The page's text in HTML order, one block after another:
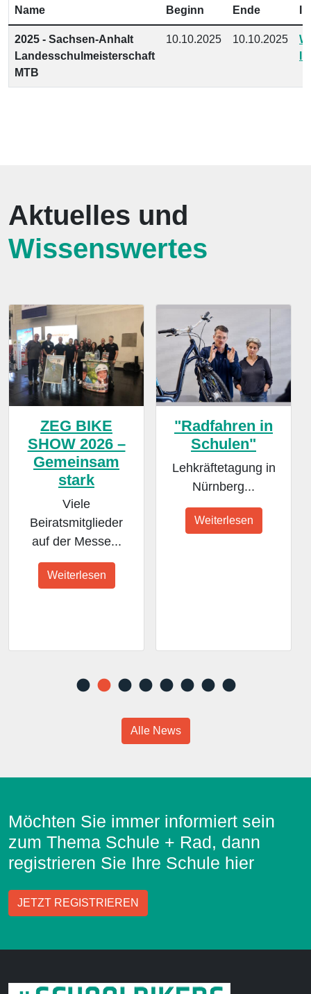
Name
Beginn Ende
2025 - Sachsen-Anhalt
Landesschulmeisterschaft
MTB
10.10.2025 10.10.2025
Aktuelles und
Wissenswertes
ZEG BIKE
SHOW 2026 –
Gemeinsam
stark
Viele
Beiratsmitglieder
auf der Messe...
Weiterlesen
"Radfahren in
Schulen"
Lehkräftetagung in
Nürnberg...
Weiterlesen
Alle News
Möchten Sie immer informiert sein
zum Thema Schule + Rad, dann
registrieren Sie Ihre Schule hier
JETZT REGISTRIEREN